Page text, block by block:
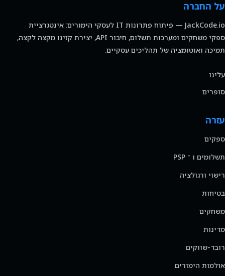
על החברה
JackCode.io — פיתוח פתרונות IT לעסקי הימורים: אינטגרציית
ספקי משחקים ומערכות תשלום, חיבור API, יצירת קזינו מקצה לקצה,
תמיכה ואוטומציה של תהליכים עסקיים.
עלינו
סופרים
עזרה
ספקים
תשלומים ו ־ PSP
רישוי ורגולציה
בטיחות
משחקים
מדינות
רובד-שווקים
אולמות הימורים